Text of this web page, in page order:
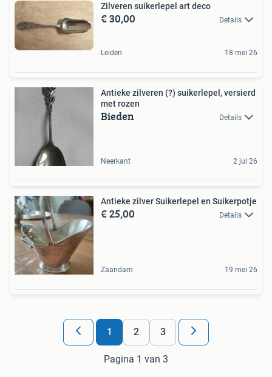
Zilveren suikerlepel art deco
€ 30,00 Details
Leiden 18 mei 26
Antieke zilveren (?) suikerlepel, versierd
met rozen
Bieden Details
Neerkant 2 jul 26
Antieke zilver Suikerlepel en Suikerpotje
€ 25,00 Details
Zaandam 19 mei 26
1 2 3
Pagina 1 van 3